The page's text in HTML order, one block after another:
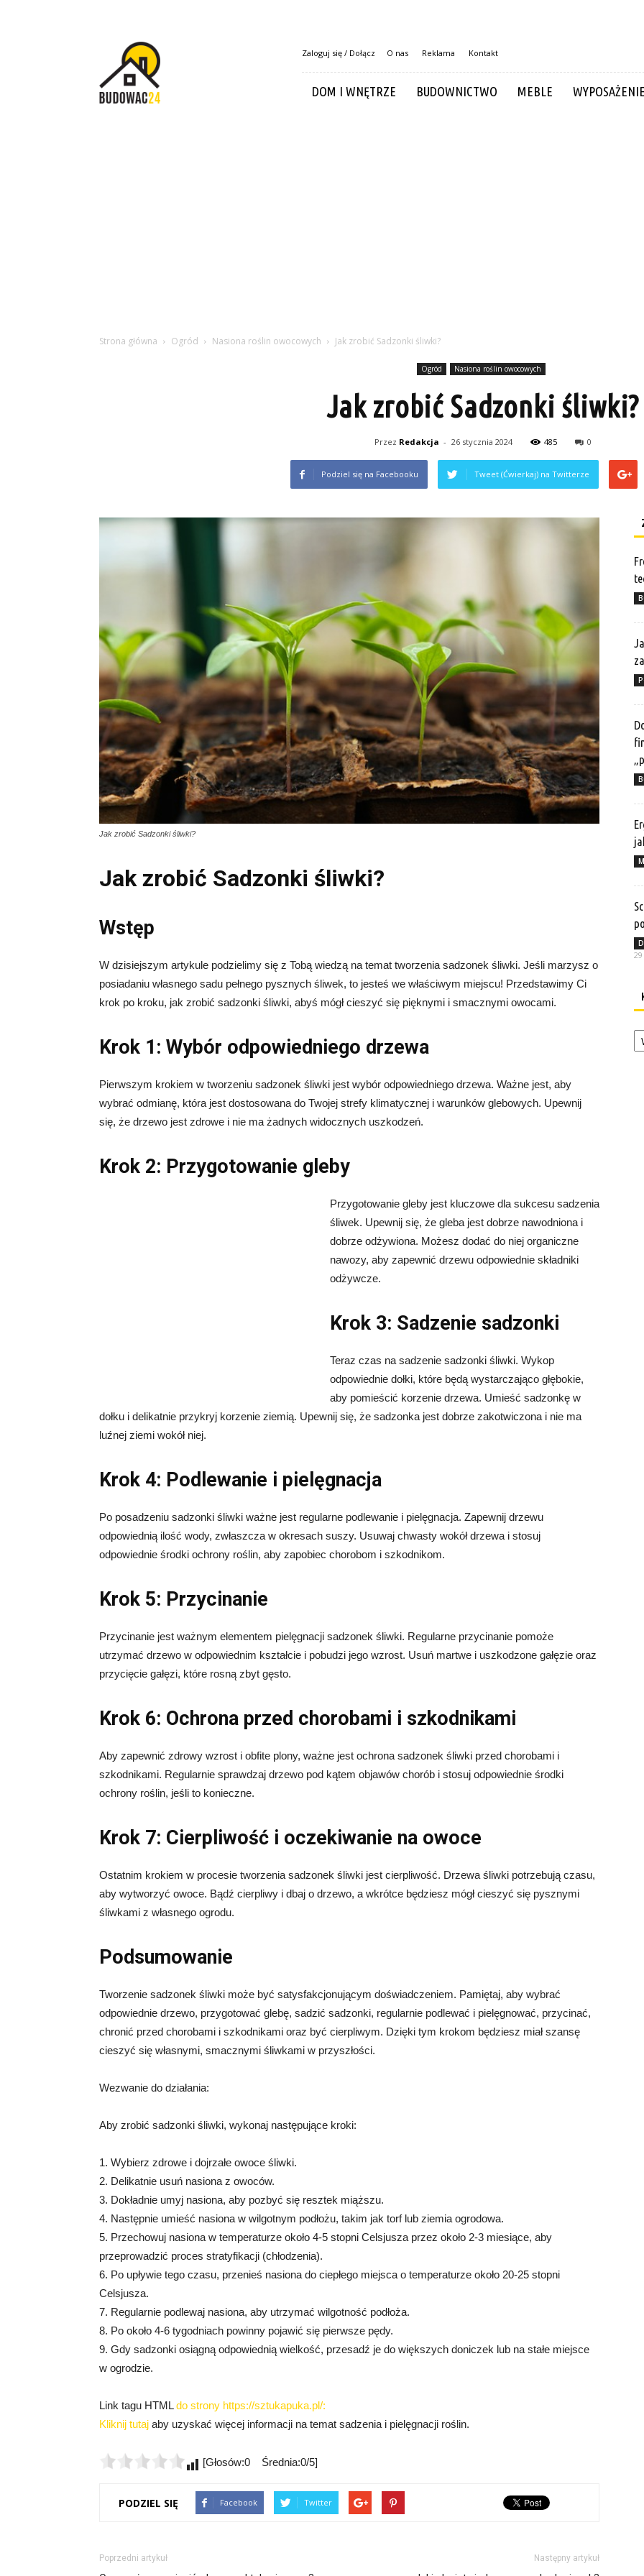
Budowac24.pl
Zaloguj się / Dołącz O nas Reklama Kontakt
DOM I WNĘTRZE BUDOWNICTWO MEBLE WYPOSAŻENIE
Strona główna Ogród Nasiona roślin owocowych Jak zrobić Sadzonki śliwki?
Ogród Nasiona roślin owocowych
Jak zrobić Sadzonki śliwki?
Przez Redakcja - 26 stycznia 2024 485 0
Podziel się na Facebooku Tweet (Ćwierkaj) na Twitterze
Jak zrobić Sadzonki śliwki?
Jak zrobić Sadzonki śliwki?
Wstęp
W dzisiejszym artykule podzielimy się z Tobą wiedzą na temat tworzenia sadzonek śliwki. Jeśli marzysz o
posiadaniu własnego sadu pełnego pysznych śliwek, to jesteś we właściwym miejscu! Przedstawimy Ci
krok po kroku, jak zrobić sadzonki śliwki, abyś mógł cieszyć się pięknymi i smacznymi owocami.
Krok 1: Wybór odpowiedniego drzewa
Pierwszym krokiem w tworzeniu sadzonek śliwki jest wybór odpowiedniego drzewa. Ważne jest, aby
wybrać odmianę, która jest dostosowana do Twojej strefy klimatycznej i warunków glebowych. Upewnij
się, że drzewo jest zdrowe i nie ma żadnych widocznych uszkodzeń.
Krok 2: Przygotowanie gleby
Przygotowanie gleby jest kluczowe dla sukcesu sadzenia
śliwek. Upewnij się, że gleba jest dobrze nawodniona i
dobrze odżywiona. Możesz dodać do niej organiczne
nawozy, aby zapewnić drzewu odpowiednie składniki
odżywcze.
Krok 3: Sadzenie sadzonki
Teraz czas na sadzenie sadzonki śliwki. Wykop
odpowiednie dołki, które będą wystarczająco głębokie,
aby pomieścić korzenie drzewa. Umieść sadzonkę w
dołku i delikatnie przykryj korzenie ziemią. Upewnij się, że sadzonka jest dobrze zakotwiczona i nie ma
luźnej ziemi wokół niej.
Krok 4: Podlewanie i pielęgnacja
Po posadzeniu sadzonki śliwki ważne jest regularne podlewanie i pielęgnacja. Zapewnij drzewu
odpowiednią ilość wody, zwłaszcza w okresach suszy. Usuwaj chwasty wokół drzewa i stosuj
odpowiednie środki ochrony roślin, aby zapobiec chorobom i szkodnikom.
Krok 5: Przycinanie
Przycinanie jest ważnym elementem pielęgnacji sadzonek śliwki. Regularne przycinanie pomoże
utrzymać drzewo w odpowiednim kształcie i pobudzi jego wzrost. Usuń martwe i uszkodzone gałęzie oraz
przycięcie gałęzi, które rosną zbyt gęsto.
Krok 6: Ochrona przed chorobami i szkodnikami
Aby zapewnić zdrowy wzrost i obfite plony, ważne jest ochrona sadzonek śliwki przed chorobami i
szkodnikami. Regularnie sprawdzaj drzewo pod kątem objawów chorób i stosuj odpowiednie środki
ochrony roślin, jeśli to konieczne.
Krok 7: Cierpliwość i oczekiwanie na owoce
Ostatnim krokiem w procesie tworzenia sadzonek śliwki jest cierpliwość. Drzewa śliwki potrzebują czasu,
aby wytworzyć owoce. Bądź cierpliwy i dbaj o drzewo, a wkrótce będziesz mógł cieszyć się pysznymi
śliwkami z własnego ogrodu.
Podsumowanie
Tworzenie sadzonek śliwki może być satysfakcjonującym doświadczeniem. Pamiętaj, aby wybrać
odpowiednie drzewo, przygotować glebę, sadzić sadzonki, regularnie podlewać i pielęgnować, przycinać,
chronić przed chorobami i szkodnikami oraz być cierpliwym. Dzięki tym krokom będziesz miał szansę
cieszyć się własnymi, smacznymi śliwkami w przyszłości.
Wezwanie do działania:
Aby zrobić sadzonki śliwki, wykonaj następujące kroki:
1. Wybierz zdrowe i dojrzałe owoce śliwki.
2. Delikatnie usuń nasiona z owoców.
3. Dokładnie umyj nasiona, aby pozbyć się resztek miąższu.
4. Następnie umieść nasiona w wilgotnym podłożu, takim jak torf lub ziemia ogrodowa.
5. Przechowuj nasiona w temperaturze około 4-5 stopni Celsjusza przez około 2-3 miesiące, aby
przeprowadzić proces stratyfikacji (chłodzenia).
6. Po upływie tego czasu, przenieś nasiona do ciepłego miejsca o temperaturze około 20-25 stopni
Celsjusza.
7. Regularnie podlewaj nasiona, aby utrzymać wilgotność podłoża.
8. Po około 4-6 tygodniach powinny pojawić się pierwsze pędy.
9. Gdy sadzonki osiągną odpowiednią wielkość, przesadź je do większych doniczek lub na stałe miejsce
w ogrodzie.
Link tagu HTMLdo strony https://sztukapuka.pl/:
Kliknij tutaj aby uzyskać więcej informacji na temat sadzenia i pielęgnacji roślin.
[Głosów:0 Średnia:0/5]
PODZIEL SIĘ Facebook Twitter
Poprzedni artykuł Następny artykuł